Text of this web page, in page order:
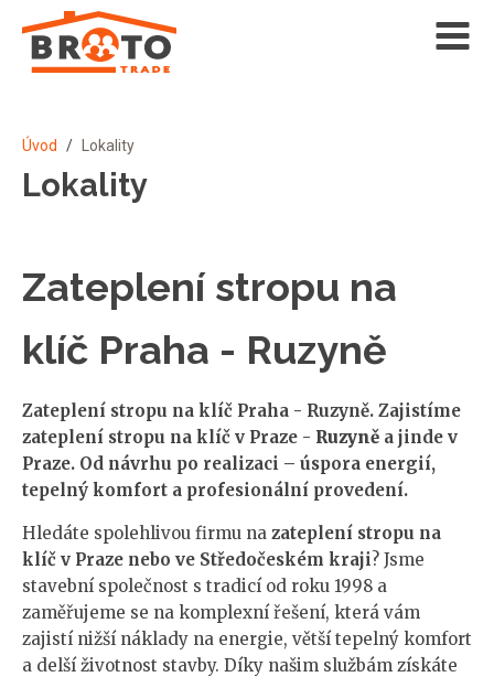
Úvod / Lokality
Lokality
Zateplení stropu na
klíč Praha - Ruzyně
Zateplení stropu na klíč Praha - Ruzyně. Zajistíme
zateplení stropu na klíč v Praze - Ruzyně a jinde v
Praze. Od návrhu po realizaci – úspora energií,
tepelný komfort a profesionální provedení.
Hledáte spolehlivou firmu na zateplení stropu na
klíč v Praze nebo ve Středočeském kraji ? Jsme
stavební společnost s tradicí od roku 1998 a
zaměřujeme se na komplexní řešení, která vám
zajistí nižší náklady na energie, větší tepelný komfort
a delší životnost stavby. Díky našim službám získáte